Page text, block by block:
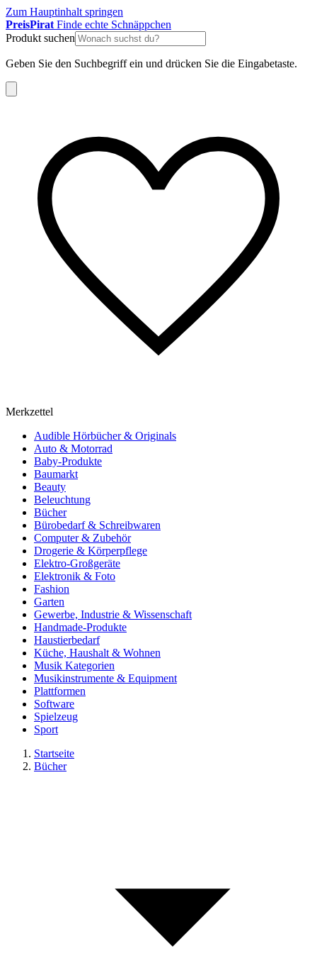
Zum Hauptinhalt springen
PreisPirat Finde echte Schnäppchen
Produkt suchen
Geben Sie den Suchbegriff ein und drücken Sie die Eingabetaste.
Merkzettel
Audible Hörbücher & Originals
Auto & Motorrad
Baby-Produkte
Baumarkt
Beauty
Beleuchtung
Bücher
Bürobedarf & Schreibwaren
Computer & Zubehör
Drogerie & Körperpflege
Elektro-Großgeräte
Elektronik & Foto
Fashion
Garten
Gewerbe, Industrie & Wissenschaft
Handmade-Produkte
Haustierbedarf
Küche, Haushalt & Wohnen
Musik Kategorien
Musikinstrumente & Equipment
Plattformen
Software
Spielzeug
Sport
Startseite
Bücher